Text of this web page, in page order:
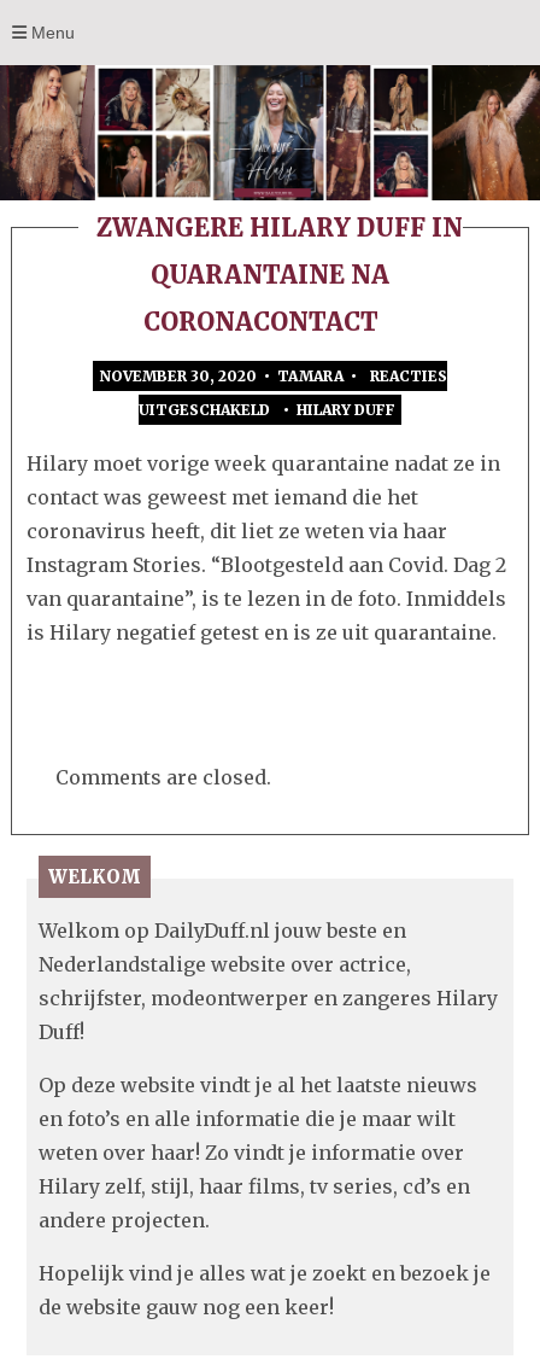
Menu
ZWANGERE HILARY DUFF IN
QUARANTAINE NA
CORONACONTACT
NOVEMBER 30, 2020 • TAMARA •
REACTIES
UITGESCHAKELD
VOOR
• HILARY DUFF
Hilary moet vorige week quarantaine nadat ze in
contact was geweest met iemand die het
coronavirus heeft, dit liet ze weten via haar
Instagram Stories. “Blootgesteld aan Covid. Dag 2
van quarantaine”, is te lezen in de foto. Inmiddels
is Hilary negatief getest en is ze uit quarantaine.
Comments are closed.
WELKOM
Welkom op DailyDuff.nl jouw beste en
Nederlandstalige website over actrice,
schrijfster, modeontwerper en zangeres Hilary
Duff!
Op deze website vindt je al het laatste nieuws
en foto’s en alle informatie die je maar wilt
weten over haar! Zo vindt je informatie over
Hilary zelf, stijl, haar films, tv series, cd’s en
andere projecten.
Hopelijk vind je alles wat je zoekt en bezoek je
de website gauw nog een keer!